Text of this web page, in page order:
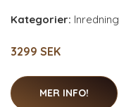
Kategorier: Inredning
3299 SEK
MER INFO!